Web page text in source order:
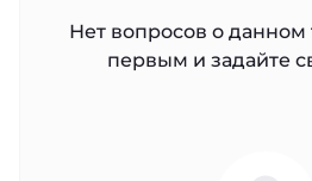
Нет вопросов о данном
первым и задайте